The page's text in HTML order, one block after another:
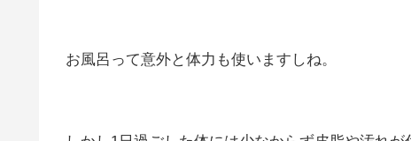
お風呂って意外と体力も使いますしね。